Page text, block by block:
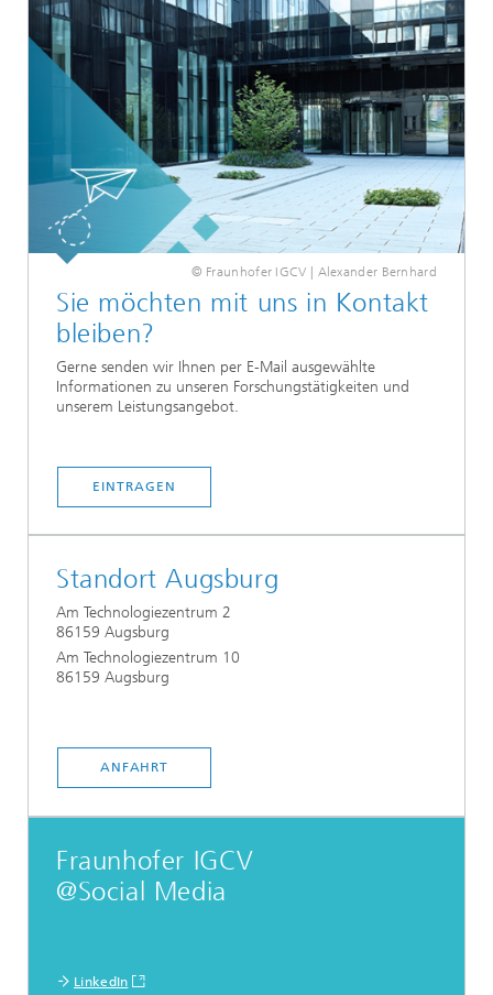
© Fraunhofer IGCV | Alexander Bernhard
Sie möchten mit uns in Kontakt
bleiben?
Gerne senden wir Ihnen per E-Mail ausgewählte
Informationen zu unseren Forschungstätigkeiten und
unserem Leistungsangebot.
EINTRAGEN
Standort Augsburg
Am Technologiezentrum 2
86159 Augsburg
Am Technologiezentrum 10
86159 Augsburg
ANFAHRT
Fraunhofer IGCV
@Social Media
LinkedIn